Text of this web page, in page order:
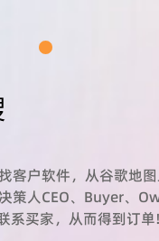
客户软件，从谷歌地
策人CEO、Buyer、
买家，从而得到订单!